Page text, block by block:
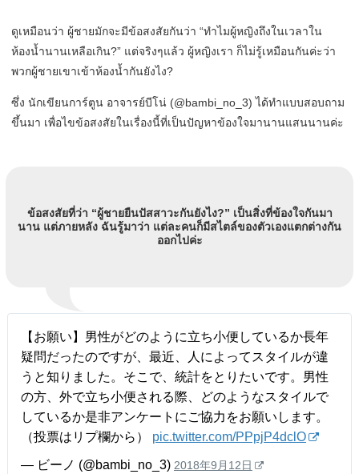
ดูเหมือนว่า ผู้ชายมักจะมีข้อสงสัยกันว่า “ทำไมผู้หญิงถึงในเวลาใน
ห้องน้ำนานเหลือเกิน?” แต่จริงๆแล้ว ผู้หญิงเรา ก็ไม่รู้เหมือนกันค่ะว่า
พวกผู้ชายเขาเข้าห้องน้ำกันยังไง?
ซึ่ง นักเขียนการ์ตูน อาจารย์บีโน่ (@bambi_no_3) ได้ทำแบบสอบถาม
ขึ้นมา เพื่อไขข้อสงสัยในเรื่องนี้ที่เป็นปัญหาข้องใจมานานแสนนานค่ะ
ข้อสงสัยที่ว่า “ผู้ชายยืนปัสสาวะกันยังไง?” เป็นสิ่งที่ข้องใจกันมา
นาน แต่ภายหลัง ฉันรู้มาว่า แต่ละคนก็มีสไตล์ของตัวเองแตกต่างกัน
ออกไปค่ะ
【お願い】男性がどのように立ち小便しているか長年
疑問だったのですが、最近、人によってスタイルが違
うと知りました。そこで、統計をとりたいです。男性
の方、外で立ち小便される際、どのようなスタイルで
しているか是非アンケートにご協力をお願いします。
（投票はリプ欄から） pic.twitter.com/PPpjP4dclO
— ビーノ (@bambi_no_3) 2018年9月12日